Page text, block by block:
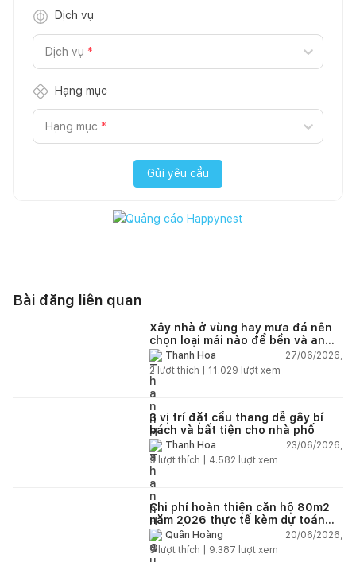
Dịch vụ
Dịch vụ *
Hạng mục
Hạng mục *
Gửi yêu cầu
Bài đăng liên quan
Xây nhà ở vùng hay mưa đá nên
chọn loại mái nào để bền và an
toàn?Thanh Hoa
27/06/2026,
2 lượt thích | 11.029 lượt xem
3 vị trí đặt cầu thang dễ gây bí
bách và bất tiện cho nhà phố
Thanh Hoa
23/06/2026,
5 lượt thích | 4.582 lượt xem
Chi phí hoàn thiện căn hộ 80m2
năm 2026 thực tế kèm dự toán
chi tiết từng hạng mục
Quân Hoàng
20/06/2026,
9lượt thích | 9.387 lượt xem